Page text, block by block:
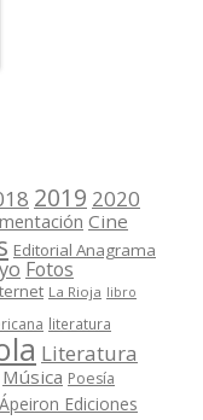
2019 2020
Cine
Editorial Anagrama
Fotos
La Rioja libro
literatura
Literatura
Música Poesía
Ápeiron Ediciones